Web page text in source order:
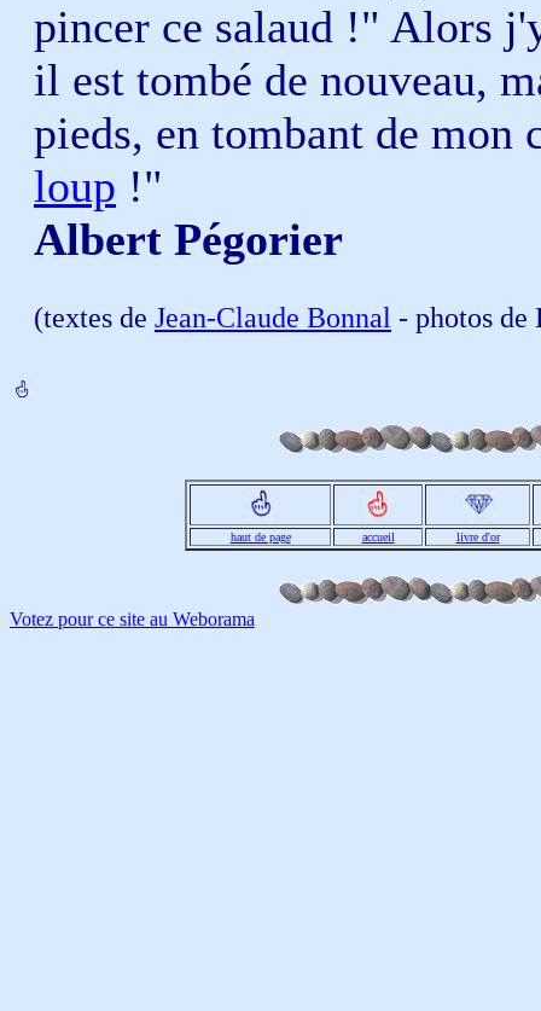
pincer ce salaud !" Alors
il est tombé de nouveau,
pieds, en tombant de mon
loup !"
Albert Pégorier
(textes de Jean-Claude Bonnal - photos
haut de page accueil livre d'or
Votez pour ce site au Weborama